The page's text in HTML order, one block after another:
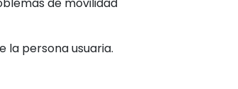
de movilidad
la persona usuaria.